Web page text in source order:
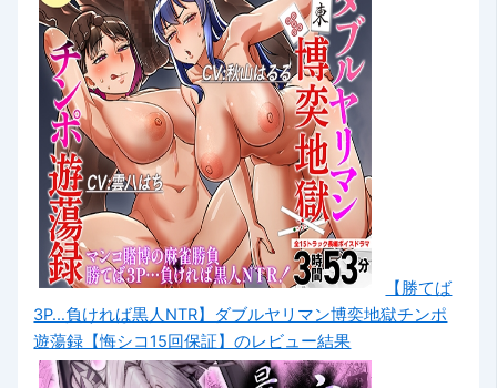
【勝てば
3P…負ければ黒人NTR】ダブルヤリマン博奕地獄チンポ
遊蕩録【悔シコ15回保証】のレビュー結果